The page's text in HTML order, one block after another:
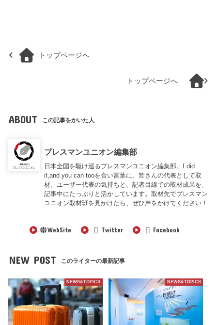
トップページへ
トップページへ
ABOUT この記事をかいた人
プレスマンユニオン編集部
日本全国を駆け巡るプレスマンユニオン編集部。I did
it,and you can tooを合い言葉に、皆さんの代表として取
材。ユーザー代表の気持ちと、記者目線での取材成果を、
記事中にたっぷりと活かしています。取材先でプレスマン
ユニオン取材班を見かけたら、ぜひ声をかけてください！
WebSite Twitter Facebook
NEW POST このライターの最新記事
NEWS&TOPICS NEWS&TOPICS